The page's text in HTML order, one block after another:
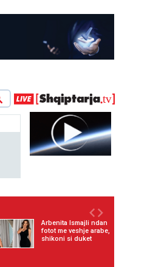
Arbenita Ismajli ndan
fotot me veshje arabe,
shikoni si duket